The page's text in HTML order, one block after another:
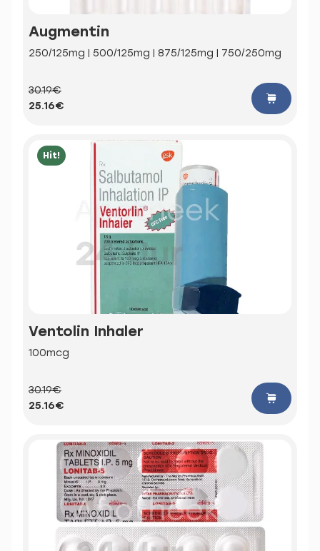
Augmentin
250/125mg | 500/125mg | 875/125mg | 750/250mg
30.19€
25.16€
Hit!
Ventolin Inhaler
100mcg
30.19€
25.16€